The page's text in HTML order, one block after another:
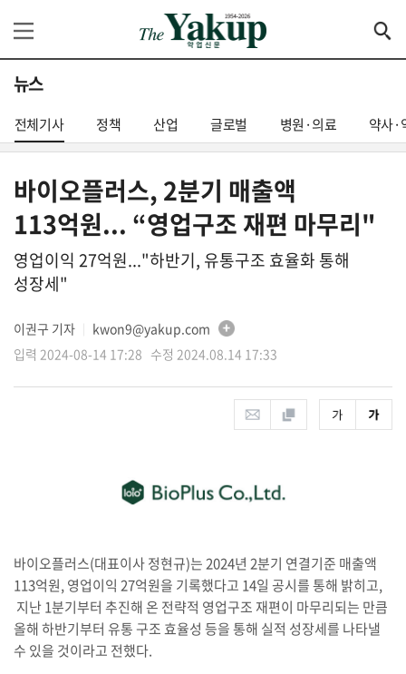
뉴스
전체기사 정책 산업 글로벌 병원·의료 약사·
바이오플러스, 2분기 매출액
113억원... “영업구조 재편 마무리"
영업이익 27억원..."하반기, 유통구조 효율화 통해
성장세"
이권구 기자
kwon9@yakup.com
입력 2024-08-14 17:28 수정 2024.08.14 17:33
바이오플러스(대표이사 정현규)는 2024년 2분기 연결기준 매출액
113억원, 영업이익 27억원을 기록했다고 14일 공시를 통해 밝히고,
지난 1분기부터 추진해 온 전략적 영업구조 재편이 마무리되는 만큼
올해 하반기부터 유통 구조 효율성 등을 통해 실적 성장세를 나타낼
수 있을 것이라고 전했다.